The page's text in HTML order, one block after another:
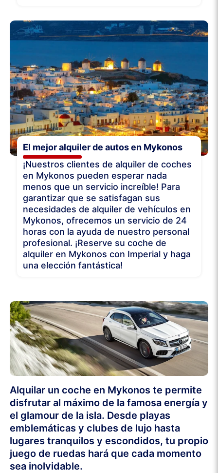
El mejor alquiler de autos en Mykonos
¡Nuestros clientes de alquiler de coches
en Mykonos pueden esperar nada
menos que un servicio increíble! Para
garantizar que se satisfagan sus
necesidades de alquiler de vehículos en
Mykonos, ofrecemos un servicio de 24
horas con la ayuda de nuestro personal
profesional. ¡Reserve su coche de
alquiler en Mykonos con Imperial y haga
una elección fantástica!
Alquilar un coche en Mykonos te permite
disfrutar al máximo de la famosa energía y
el glamour de la isla. Desde playas
emblemáticas y clubes de lujo hasta
lugares tranquilos y escondidos, tu propio
juego de ruedas hará que cada momento
sea inolvidable.